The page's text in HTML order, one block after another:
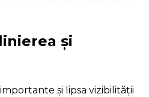
și
și lipsa vizibilității